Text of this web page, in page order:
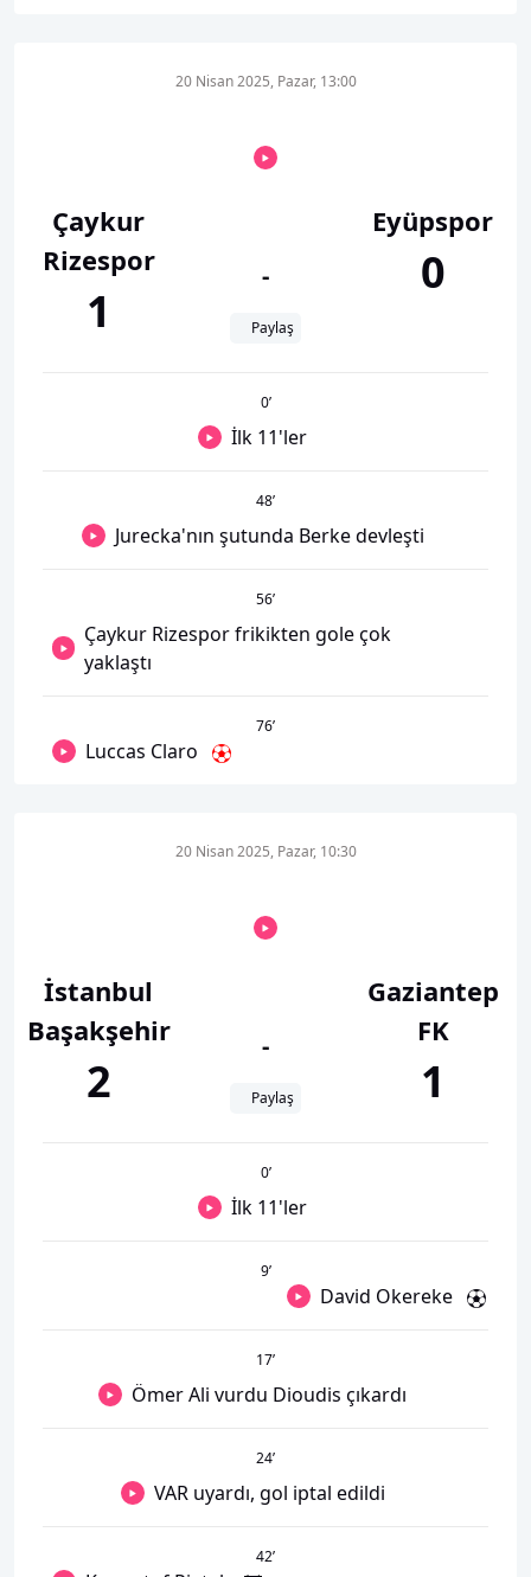
Çaykur
Rizespor
1
20 Nisan 2025, Pazar, 13:00
-
Paylaş
Eyüpspor
0
0’
İlk 11'ler
48’
Jurecka'nın şutunda Berke devleşti
56’
Çaykur Rizespor frikikten gole çok
yaklaştı
76’
Luccas Claro
İstanbul
Başakşehir
2
20 Nisan 2025, Pazar, 10:30
-
Paylaş
Gaziantep
FK
1
0’
İlk 11'ler
9’
David Okereke
17’
Ömer Ali vurdu Dioudis çıkardı
24’
VAR uyardı, gol iptal edildi
42’